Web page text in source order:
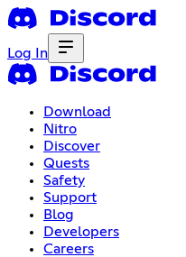
Log In
Download
Nitro
Discover
Quests
Safety
Support
Blog
Developers
Careers